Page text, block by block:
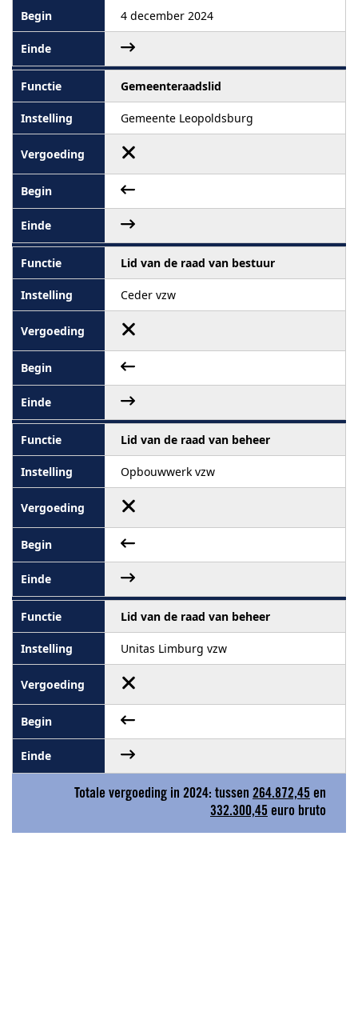
4 december 2024
Gemeenteraadslid
Gemeente Leopoldsburg
Lid van de raad van bestuur
Ceder vzw
Lid van de raad van beheer
Opbouwwerk vzw
Lid van de raad van beheer
Unitas Limburg vzw
Totale vergoeding in 2024: tussen 264.872,45 en
332.300,45 euro bruto